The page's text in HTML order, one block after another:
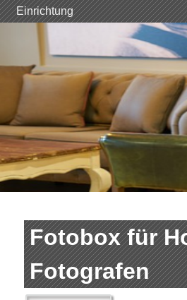
Skip
to
Einrichtung
Fotobox für
Fotografen